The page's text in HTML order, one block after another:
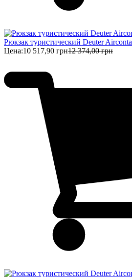
Рюкзак туристический Deuter
Цена:10 517,90 грн12 374,00 грн